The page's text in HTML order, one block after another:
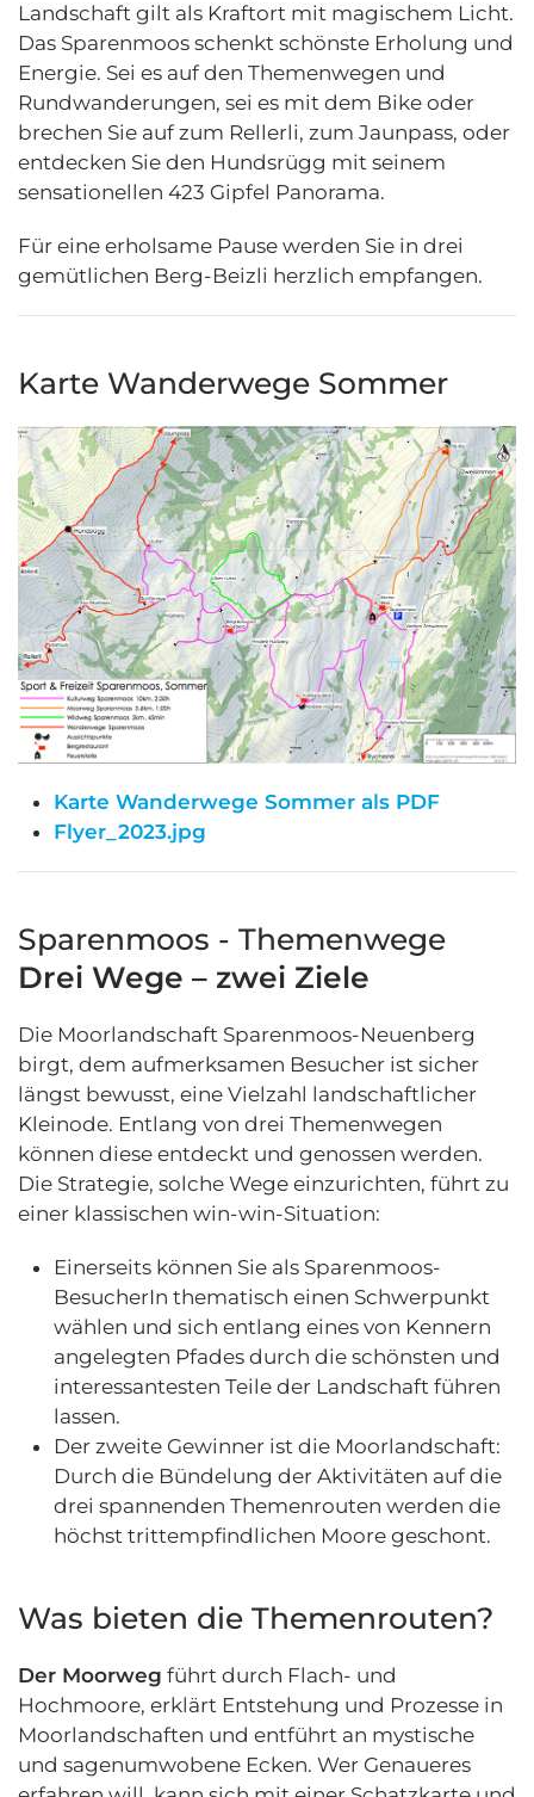
Landschaft gilt als Kraftort mit magischem Licht.
Das Sparenmoos schenkt schönste Erholung und
Energie. Sei es auf den Themenwegen und
Rundwanderungen, sei es mit dem Bike oder
brechen Sie auf zum Rellerli, zum Jaunpass, oder
entdecken Sie den Hundsrügg mit seinem
sensationellen 423 Gipfel Panorama.
Für eine erholsame Pause werden Sie in drei
gemütlichen Berg-Beizli herzlich empfangen.
Karte Wanderwege Sommer
Karte Wanderwege Sommer als PDF
Flyer_2023.jpg
Sparenmoos - Themenwege
Drei Wege – zwei Ziele
Die Moorlandschaft Sparenmoos-Neuenberg
birgt, dem aufmerksamen Besucher ist sicher
längst bewusst, eine Vielzahl landschaftlicher
Kleinode. Entlang von drei Themenwegen
können diese entdeckt und genossen werden.
Die Strategie, solche Wege einzurichten, führt zu
einer klassischen win-win-Situation:
Einerseits können Sie als Sparenmoos-
BesucherIn thematisch einen Schwerpunkt
wählen und sich entlang eines von Kennern
angelegten Pfades durch die schönsten und
interessantesten Teile der Landschaft führen
lassen.
Der zweite Gewinner ist die Moorlandschaft:
Durch die Bündelung der Aktivitäten auf die
drei spannenden Themenrouten werden die
höchst trittempfindlichen Moore geschont.
Was bieten die Themenrouten?
Der Moorweg führt durch Flach- und
Hochmoore, erklärt Entstehung und Prozesse in
Moorlandschaften und entführt an mystische
und sagenumwobene Ecken. Wer Genaueres